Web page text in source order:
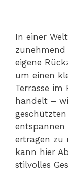
In einer
eigene
um einen
Terrasse im
handelt –
entspannen
ertragen zu
kann hier
stilvolles